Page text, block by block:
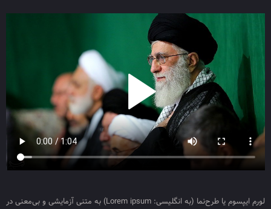
لورم ایپسوم یا طرح‌نما (به انگلیسی: Lorem ipsum) به متنی آزمایشی و بی‌معنی در